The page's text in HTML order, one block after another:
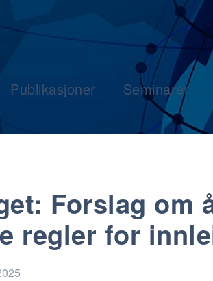
Publikasjoner Seminarer
Forslag om
regler for